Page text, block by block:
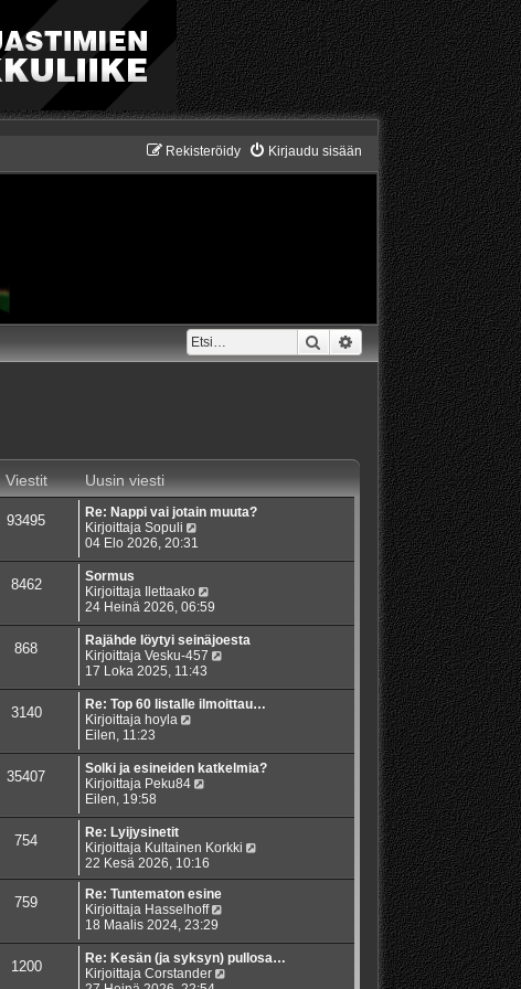
Kirjaudu sisään
Rekisteröidy
Etsi Tarkennettu haku
Viestit
Uusin viesti
93495
Re: Nappi vai jotain muuta?
Kirjoittaja Sopuli
ä
u
s
i
n
v
i
e
i
04 Elo 2026, 20:31
8462
Sormus
Kirjoittaja Ilettaako
ä
t
ä
s
i
e
i
24 Heinä 2026, 06:59
868
Rajähde löytyi seinäjoesta
Kirjoittaja Vesku-457
t
s
i
e
s
17 Loka 2025, 11:43
3140
Re: Top 60 listalle ilmoittau…
Kirjoittaja hoyla
t
ä
i
n
v
i
e
s
t
Eilen, 11:23
35407
Solki ja esineiden katkelmia?
Kirjoittaja Peku84
ä
u
s
i
n
i
e
s
Eilen, 19:58
754
Re: Lyijysinetit
Kirjoittaja Kultainen Korkki
y
s
22 Kesä 2026, 10:16
759
Re: Tuntematon esine
Kirjoittaja Hasselhoff
t
ä
18 Maalis 2024, 23:29
1200
Re: Kesän (ja syksyn) pullosa…
Kirjoittaja Corstander